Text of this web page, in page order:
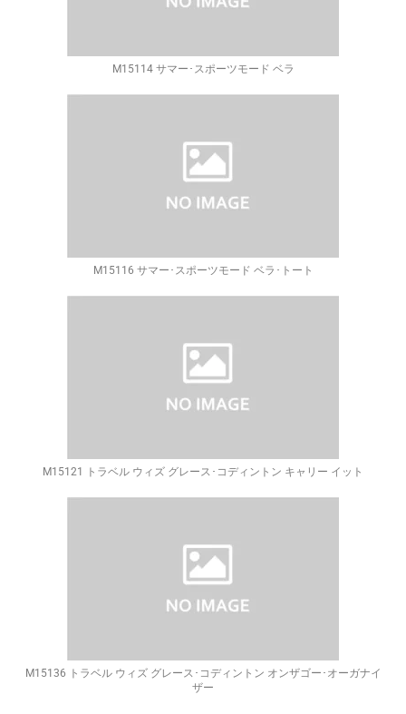
M15114 サマー･スポーツモード ベラ
M15116 サマー･スポーツモード ベラ･トート
M15121 トラベル ウィズ グレース･コディントン キャリー イット
M15136 トラベル ウィズ グレース･コディントン オンザゴー･オーガナイ
ザー